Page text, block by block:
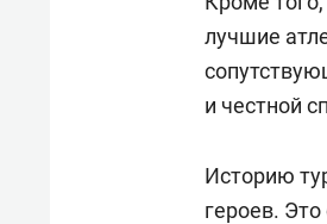
лучшие
и честной
Историю
героев.